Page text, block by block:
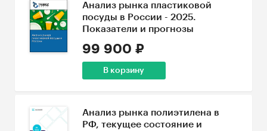
Анализ рынка пластиковой
посуды в России - 2025.
Показатели и прогнозы
99 900 ₽
В корзину
Анализ рынка полиэтилена в
РФ, текущее состояние и